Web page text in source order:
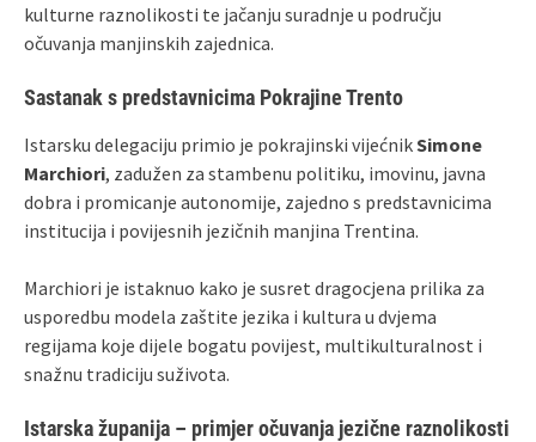
kulturne raznolikosti te jačanju suradnje u području
očuvanja manjinskih zajednica.
Sastanak s predstavnicima Pokrajine Trento
Istarsku delegaciju primio je pokrajinski vijećnikSimone
Marchiori, zadužen za stambenu politiku, imovinu, javna
dobra i promicanje autonomije, zajedno s predstavnicima
institucija i povijesnih jezičnih manjina Trentina.
Marchiori je istaknuo kako je susret dragocjena prilika za
usporedbu modela zaštite jezika i kultura u dvjema
regijama koje dijele bogatu povijest, multikulturalnost i
snažnu tradiciju suživota.
Istarska županija – primjer očuvanja jezične raznolikosti